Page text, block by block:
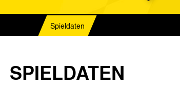
Spieldaten
SPIELDATEN